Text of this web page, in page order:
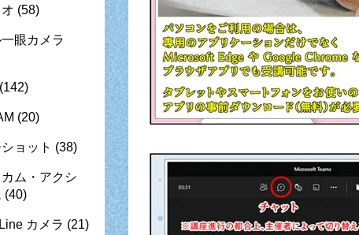
(58)
眼カメラ
(142)
(20)
ョット (38)
ム・アクシ
(40)
カメラ (21)